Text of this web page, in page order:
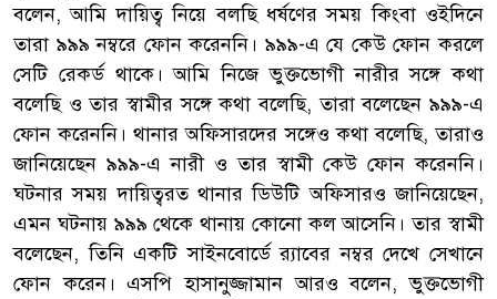
বলেন, আমি দায়িত্ব নিয়ে বলছি ধর্ষণের সময় কিংবা ওইদিনে
তারা ৯৯৯ নম্বরে ফোন করেননি। ৯৯৯-এ যে কেউ ফোন করলে
সেটি রেকর্ড থাকে। আমি নিজে ভুক্তভোগী নারীর সঙ্গে কথা
বলেছি ও তার স্বামীর সঙ্গে কথা বলেছি, তারা বলেছেন ৯৯৯-এ
ফোন করেননি। থানার অফিসারদের সঙ্গেও কথা বলেছি, তারাও
জানিয়েছেন ৯৯৯-এ নারী ও তার স্বামী কেউ ফোন করেননি।
ঘটনার সময় দায়িত্বরত থানার ডিউটি অফিসারও জানিয়েছেন,
এমন ঘটনায় ৯৯৯ থেকে থানায় কোনো কল আসেনি। তার স্বামী
বলেছেন, তিনি একটি সাইনবোর্ডে র‌্যাবের নম্বর দেখে সেখানে
ফোন করেন। এসপি হাসানুজ্জামান আরও বলেন, ভুক্তভোগী